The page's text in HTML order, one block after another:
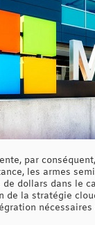
par
les armes
dollars dans le
de la stratégie